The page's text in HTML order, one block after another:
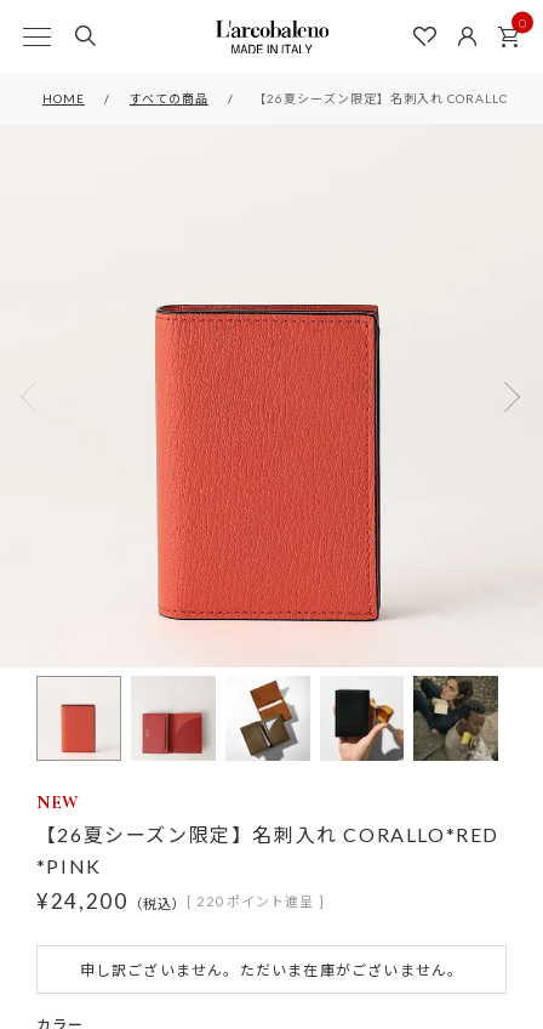
0
HOME すべての商品 【26夏シーズン限定】名刺入れ
NEW
【26夏シーズン限定】名刺入れ CORALLO*RED
*PINK
¥24,200 税込 [ 220 ポイント進呈 ]
申し訳ございません。ただいま在庫がございません。